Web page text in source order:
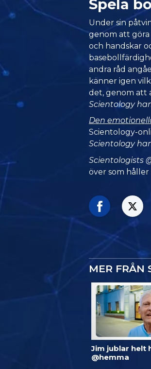
Spela
Under sin
genom att göra
och handskar
andra råd
känner igen
det, genom att
Scientology
Den
Scientology-
Scientology
Scientologists
över som håller
MER FRÅN
Jim jublar helt
@hemma